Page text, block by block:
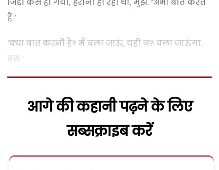
हैं.’
‘क्या बात करनी है? मैं चला जाऊं, यही न? चला जाऊंगा.
बस.’
आगे की कहानी पढ़ने के लिए
सब्सक्राइब करें